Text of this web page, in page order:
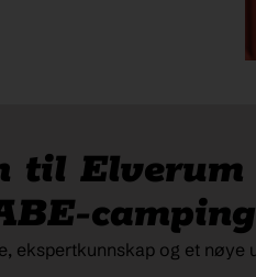
til
ekspertkunnskap og et